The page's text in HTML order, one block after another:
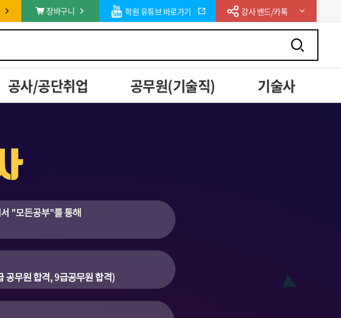
장바구니 학원 유튜브 바로가기 강사 밴드/카톡
공사/공단취업 공무원(기술직) 기술사